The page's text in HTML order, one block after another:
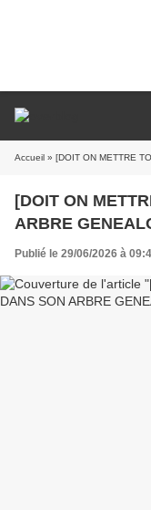
Accueil » [DOIT ON METTRE
[DOIT ON
ARBRE
Publié le 29/06/2026 à